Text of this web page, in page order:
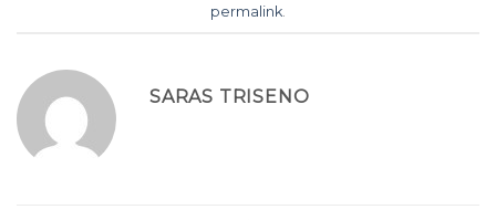
permalink.
SARAS TRISENO